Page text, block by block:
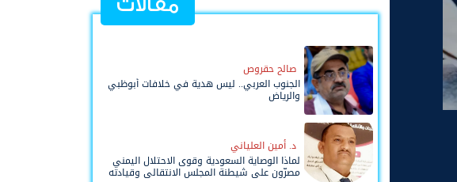
مقالات
صالح حقروص
الجنوب العربي.. ليس هدية في خلافات أبوظبي
والرياض
د. أمين العلياني
لماذا الوصاية السعودية وقوى الاحتلال اليمني
مصرّون على شيطنة المجلس الانتقالي وقيادته